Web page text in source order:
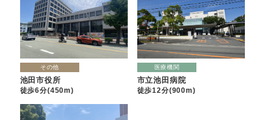
その他
池田市役所
徒歩6分(450m)
医療機関
市立池田病院
徒歩12分(900m)